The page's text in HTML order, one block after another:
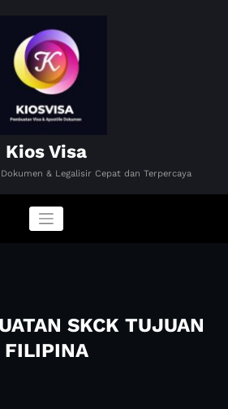
Kios Visa
& Legalisir Cepat dan Terpercaya
SKCK TUJUAN
FILIPINA